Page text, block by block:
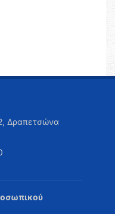
Δραπετσώνα